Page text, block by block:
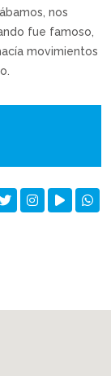
nos
fue famoso,
movimientos